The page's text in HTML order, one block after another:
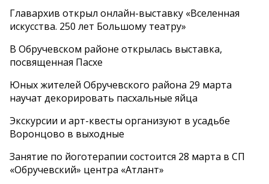
Главархив открыл онлайн-выставку «Вселенная
искусства. 250 лет Большому театру»
В Обручевском районе открылась выставка,
посвященная Пасхе
Юных жителей Обручевского района 29 марта
научат декорировать пасхальные яйца
Экскурсии и арт-квесты организуют в усадьбе
Воронцово в выходные
Занятие по йоготерапии состоится 28 марта в СП
«Обручевский» центра «Атлант»